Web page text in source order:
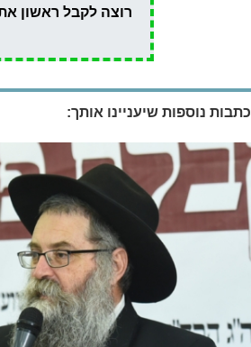
רוצה לקבל ראשון
כתבות נוספות שיעניינו אותך: